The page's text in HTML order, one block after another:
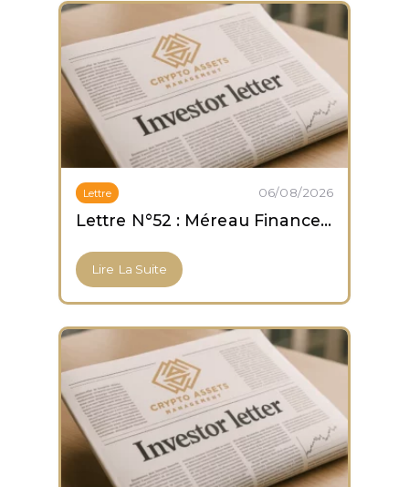
Lettre 06/08/2026
Lettre N°52 : Méreau Finance obtient son agrément PSCA
Lire La Suite